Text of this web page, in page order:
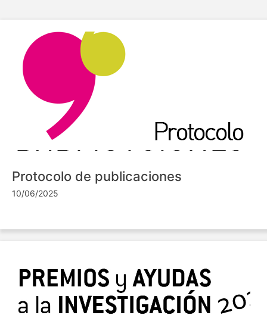
Protocolo de publicaciones
10/06/2025